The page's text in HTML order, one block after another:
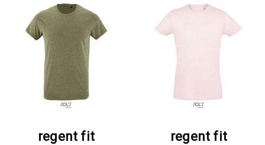
regent fit regent fit